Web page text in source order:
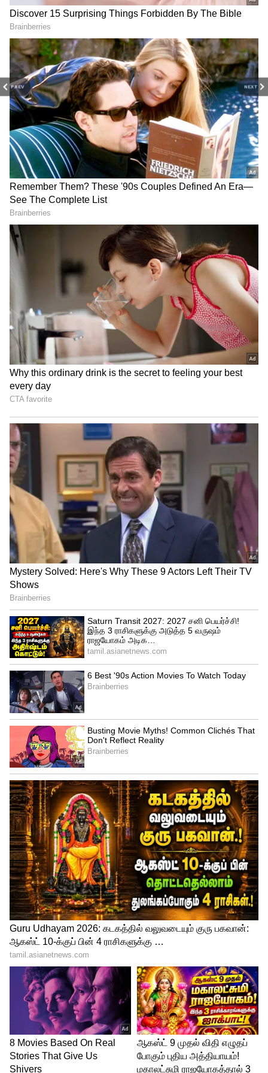
PREV NEXT
2
4
Image Credit :Shubman Gill Instagram
RCB-யில் இரண்டு அதிரடி ஓப்பனர்கள்
ராயல் சேலஞ்சர்ஸ் பெங்களூரு அணி இந்த
சீசனில் பேட்டிங்கில் நல்ல தொடக்கத்தையே
பெற்று வருகிறது. ஜேக்கப் பெத்தேல்
இல்லாத நிலையில், வெங்கடேஷ் ஐயர்
சிறப்பான தொடக்கத்தை அளித்தார்.
ஆனால், இப்போது ஃபில் சால்ட் முழு
உடற்தகுதியுடன் அணிக்குத்
திரும்பியுள்ளார். அதனால், விராட்
கோலியுடன் ஃபில் சால்ட் இன்னிங்ஸைத்
தொடங்குவது கிட்டத்தட்ட
உறுதியாகிவிட்டது. மேலும், இந்தப்
போட்டியில் ஃபில் சால்ட் விக்கெட் கீப்பிங்
பொறுப்பையும் ஏற்கக்கூடும்.
Related Articles
IPL 2026: RCB vs GT மேட்ச் மழையால்
ரத்தானால் பைனலுக்கு யாருக்கு
வாய்ப்பு! ரிசர்வ் டே உண்டா?
IPL-ல் பங்கேற்க அனுமதி மறுப்பு..
நீதிமன்றத்தில் வழக்கு போட்ட RCB வீரர்..
பரபரப்பு தகவல்!
3
4
Image Credit :ANI
நடுவரிசையில் சிறிய மாற்றம்
இருக்கலாம்:
ஆர்சிபி அணியின் மிடில் ஆர்டர் மிகவும்
வலுவாக உள்ளது. ஒருவேளை ஃபில் சால்ட்
ஓப்பனிங் இறங்கினால், நல்ல ஃபார்மில்
இருக்கும் வெங்கடேஷ் ஐயர் மிடில் ஆர்டரில்